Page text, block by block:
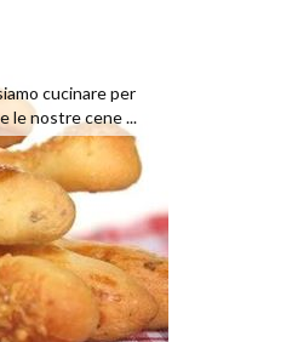
cucinare per
le nostre cene ...